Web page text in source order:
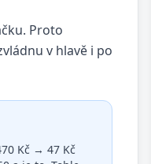
Proto
v hlavě i po
Kč → 47 Kč